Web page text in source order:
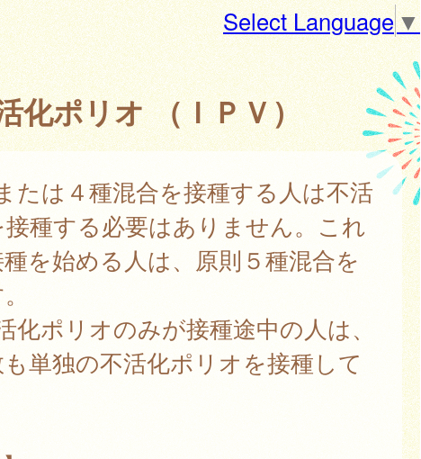
Select Language▼
化ポリオ （ＩＰＶ）
たは４種混合を接種する人は不活
種する必要はありません。これ
を始める人は、原則５種混合を
化ポリオのみが接種途中の人は、
単独の不活化ポリオを接種して